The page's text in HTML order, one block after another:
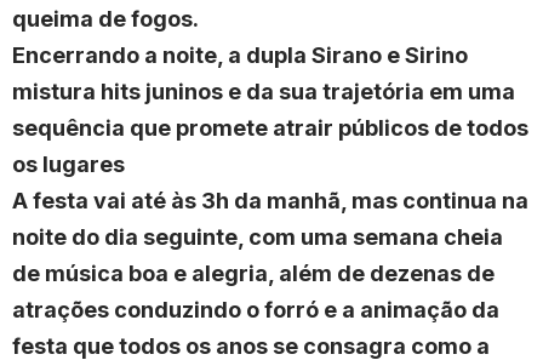
queima de fogos.
Encerrando a noite, a dupla Sirano e Sirino
mistura hits juninos e da sua trajetória em uma
sequência que promete atrair públicos de todos
os lugares
A festa vai até às 3h da manhã, mas continua na
noite do dia seguinte, com uma semana cheia
de música boa e alegria, além de dezenas de
atrações conduzindo o forró e a animação da
festa que todos os anos se consagra como a